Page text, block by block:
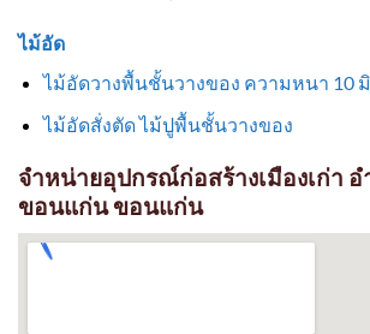
ไม้อัด
ไม้อัดวางพื้นชั้นวางของ ความหนา 10
ไม้อัดสั่งตัด ไม้ปูพื้นชั้นวางของ
จำหน่ายอุปกรณ์ก่อสร้างเมืองเก่า อ
ขอนแก่น ขอนแก่น